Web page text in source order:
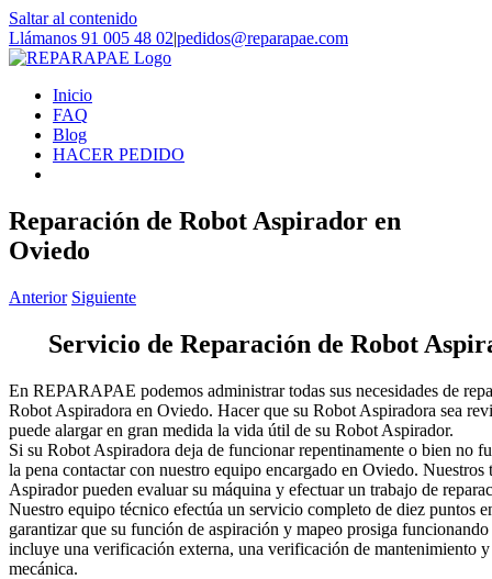
Saltar al contenido
Llámanos 91 005 48 02|pedidos@reparapae.com
Inicio
FAQ
Blog
HACER PEDIDO
Reparación de Robot Aspirador en
Oviedo
Anterior Siguiente
Servicio de Reparación de Robot
En REPARAPAE podemos administrar todas sus necesidades de
Robot Aspiradora en Oviedo. Hacer que su Robot Aspiradora sea
puede alargar en gran medida la vida útil de su Robot Aspirador.
Si su Robot Aspiradora deja de funcionar repentinamente o bien no
la pena contactar con nuestro equipo encargado en Oviedo. Nuestros
Aspirador pueden evaluar su máquina y efectuar un trabajo de
Nuestro equipo técnico efectúa un servicio completo de diez puntos
garantizar que su función de aspiración y mapeo prosiga
incluye una verificación externa, una verificación de mantenimiento
mecánica.